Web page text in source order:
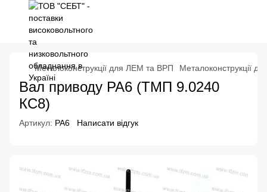
Металоконструкції для ЛЕМ та ВРП Металоконструкції
Вал приводу РА6 (ТМП 9.0240
КС8)
Артикул: РА6 Написати відгук